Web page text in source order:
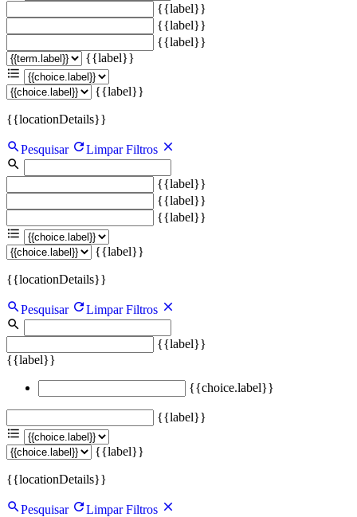
{{label}}
{{label}}
{{label}}
{{label}}
{{label}}
{{locationDetails}}
Pesquisar Limpar Filtros
{{label}}
{{label}}
{{label}}
{{label}}
{{locationDetails}}
Pesquisar Limpar Filtros
{{label}}
{{label}}
{{choice.label}}
{{label}}
{{label}}
{{locationDetails}}
Pesquisar Limpar Filtros